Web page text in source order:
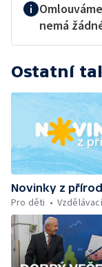
nemá
Ostatní
Novinky z
Pro děti
Vzdělávací